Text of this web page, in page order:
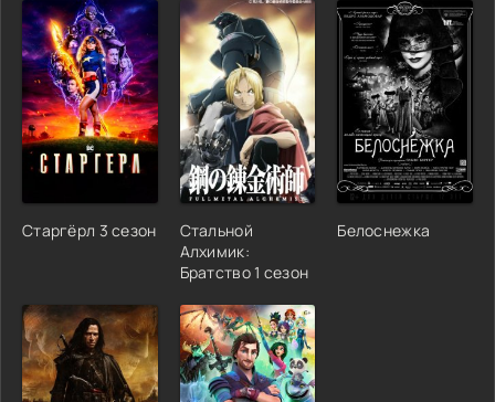
Старгёрл 3 сезон
Стальной
Алхимик:
Братство 1 сезон
Белоснежка